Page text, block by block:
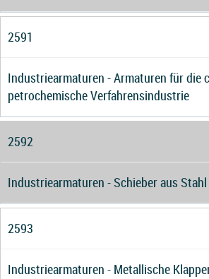
2591
Industriearmaturen - Armaturen für die
petrochemische Verfahrensindustrie
2592
Industriearmaturen - Schieber aus Stahl
2593
Industriearmaturen - Metallische